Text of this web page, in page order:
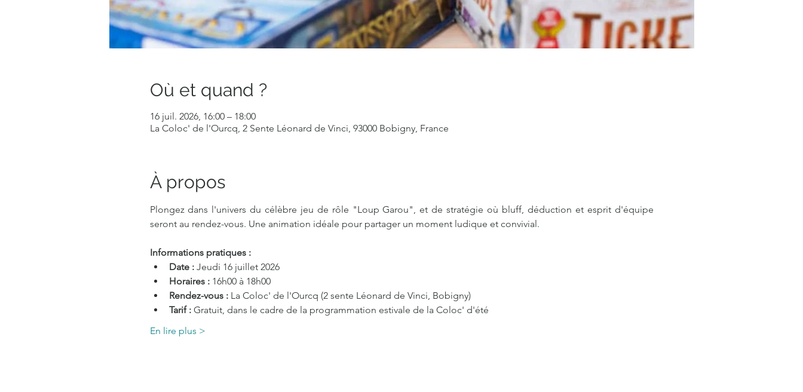
Où et quand ?
16 juil. 2026, 16:00 – 18:00
La Coloc' de l'Ourcq, 2 Sente Léonard de Vinci, 93000 Bobigny, France
À propos
Plongez dans l'univers du célèbre jeu de rôle "Loup Garou", et de stratégie où bluff, déduction et esprit d'équipe
seront au rendez-vous. Une animation idéale pour partager un moment ludique et convivial.
Informations pratiques :
Date : Jeudi 16 juillet 2026
Horaires : 16h00 à 18h00
Rendez-vous : La Coloc' de l'Ourcq (2 sente Léonard de Vinci, Bobigny)
Tarif : Gratuit, dans le cadre de la programmation estivale de la Coloc' d'été
En lire plus >